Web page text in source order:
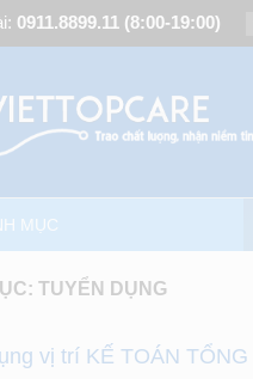
0911.8899.11 (8:00-19:00)
MỤC
TUYỂN DỤNG
vị trí KẾ TOÁN